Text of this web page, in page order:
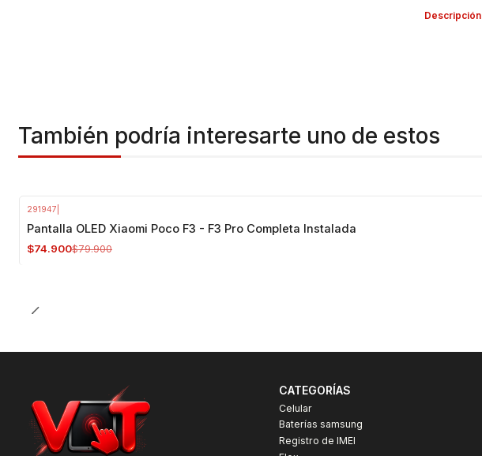
Descripción
También podría interesarte uno de estos
291947
Pantalla OLED Xiaomi Poco F3 - F3 Pro Completa Instalada
$74.900$79.900
CATEGORÍAS
Celular
Baterías samsung
Registro de IMEI